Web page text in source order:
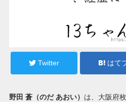
Twitter はて
野田 蒼（のだ あおい） は、大阪府